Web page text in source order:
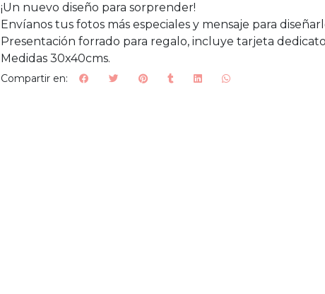
¡Un nuevo diseño para sorprender!
Envíanos tus fotos más especiales y mensaje para
Presentación forrado para regalo, incluye tarjeta
Medidas 30x40cms.
Compartir en: